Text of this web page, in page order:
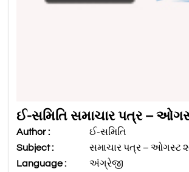
ઈ-સમિતિ સમાચાર પત્ર –
Author :
ઈ-સમિતિ
Subject :
સમાચાર પત્ર – ઓગસ્ટ
Language :
અંગ્રેજી